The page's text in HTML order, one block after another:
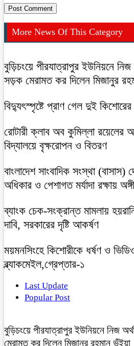
More News Of This Category
বুড়িচংয়ে পীরযাত্রাপুর ইউনিয়নে নিজ
সড়ক মেরামত কর দিলেন মিজানুর
বিদ্যুৎস্পৃষ্টে প্রাণ গেল দুই কিশোরের
রোটারী ক্লাব অব কুমিল্লা রয়েলের
বিদ্যালয়ে বৃক্ষরোপন ও বিতরণ
বাংলাদেশ সাংবাদিক সংস্থা (বাসাস)
অধিকার ও পেশাগত মর্যাদা রক্ষায়
ব্যাংক চেক-সংক্রান্ত মামলায়
দাবি, সরকারের দৃষ্টি আকর্ষণ
ময়মনসিংহে কিশোরীকে ধর্ষণ ও
ব্ল্যাকমেইল,গ্রেপ্তার-১
Last Update
Popular Post
বুড়িচংয়ে পীরযাত্রাপুর ইউনিয়নে নিজ
মেরামত কর দিলেন মিজানুর রহমান ভুঁইয়া